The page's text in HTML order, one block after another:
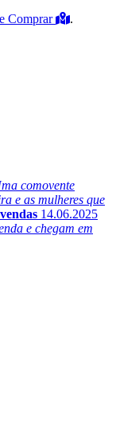
Comprar .
comovente
e as mulheres que
14.06.2025
e chegam em